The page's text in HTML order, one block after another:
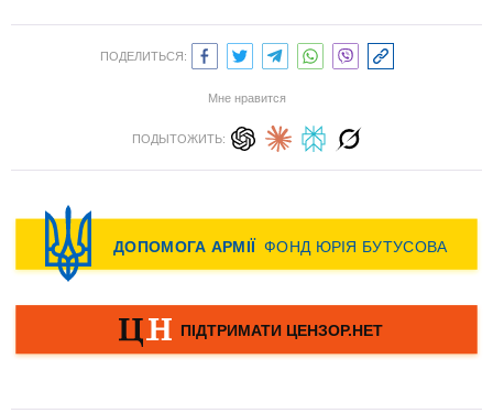
ПОДЕЛИТЬСЯ:
Мне нравится
ПОДЫТОЖИТЬ: